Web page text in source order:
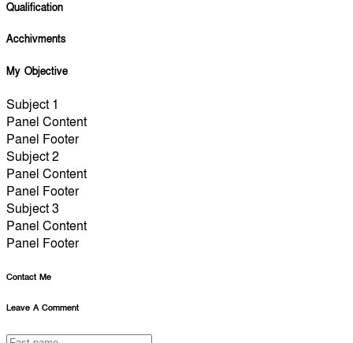
Qualification
Acchivments
My Objective
Subject 1
Panel Content
Panel Footer
Subject 2
Panel Content
Panel Footer
Subject 3
Panel Content
Panel Footer
Contact Me
Leave A Comment